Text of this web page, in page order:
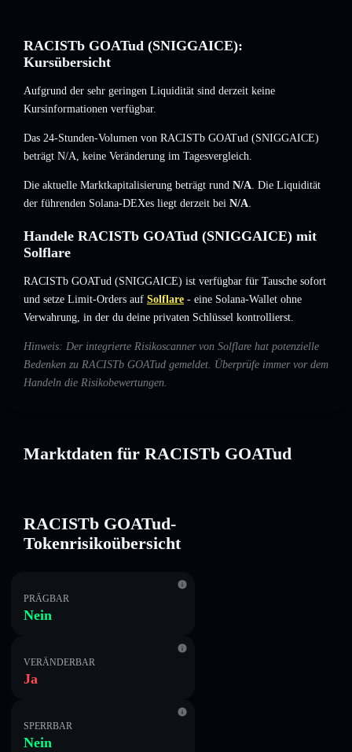
RACISTb GOATud (SNIGGAICE):
Kursübersicht
Aufgrund der sehr geringen Liquidität sind derzeit keine
Kursinformationen verfügbar.
Das 24-Stunden-Volumen von RACISTb GOATud (SNIGGAICE)
beträgt N/A, keine Veränderung im Tagesvergleich.
Die aktuelle Marktkapitalisierung beträgt rund N/A. Die Liquidität
der führenden Solana-DEXes liegt derzeit bei N/A.
Handele RACISTb GOATud (SNIGGAICE) mit
Solflare
RACISTb GOATud (SNIGGAICE) ist verfügbar für Tausche sofort
und setze Limit-Orders auf Solflare - eine Solana-Wallet ohne
Verwahrung, in der du deine privaten Schlüssel kontrollierst.
Hinweis: Der integrierte Risikoscanner von Solflare hat potenzielle
Bedenken zu RACISTb GOATud gemeldet. Überprüfe immer vor dem
Handeln die Risikobewertungen.
Marktdaten für RACISTb GOATud
RACISTb GOATud-
Tokenrisikoübersicht
PRÄGBAR
Nein
VERÄNDERBAR
Ja
SPERRBAR
Nein